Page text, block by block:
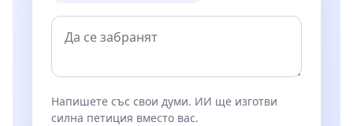
Напишете със свои думи. ИИ ще изготви
силна петиция вместо вас.